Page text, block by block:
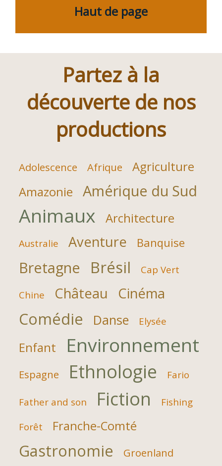
Haut de page
Partez à la
découverte de nos
productions
Adolescence Afrique
Agriculture
Amazonie
Amérique du Sud
Animaux Architecture
Australie Aventure Banquise
Bretagne Brésil Cap Vert
Chine Château Cinéma
Comédie Danse Elysée
Enfant Environnement
Espagne Ethnologie Fario
Father and son Fiction
Fishing
Forêt
Franche-Comté
Gastronomie
Groenland